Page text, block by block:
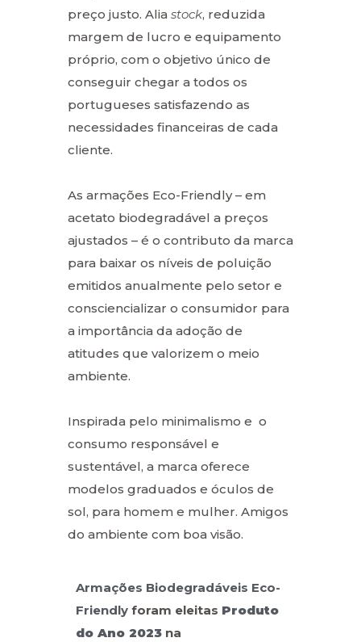
preço justo. Alia stock, reduzida
margem de lucro e equipamento
próprio, com o objetivo único de
conseguir chegar a todos os
portugueses satisfazendo as
necessidades financeiras de cada
cliente.
As armações Eco-Friendly – em
acetato biodegradável a preços
ajustados – é o contributo da marca
para baixar os níveis de poluição
emitidos anualmente pelo setor e
consciencializar o consumidor para
a importância da adoção de
atitudes que valorizem o meio
ambiente.
Inspirada pelo minimalismo e o
consumo responsável e
sustentável, a marca oferece
modelos graduados e óculos de
sol, para homem e mulher. Amigos
do ambiente com boa visão.
Armações Biodegradáveis Eco-
Friendly foram eleitas Produto
do Ano 2023 na